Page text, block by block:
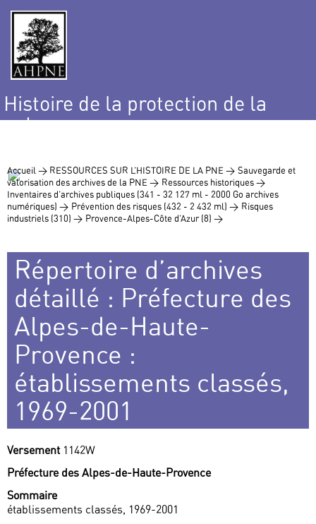
Histoire de la protection de la
nature
Accueil > RESSOURCES SUR L’HISTOIRE DE LA PNE > Sauvegarde et
valorisation des archives de la PNE > Ressources historiques >
Inventaires d’archives publiques (341 - 32 127 ml - 2000 Go archives
numériques) > Prévention des risques (432 - 2 432 ml) > Risques
industriels (310) > Provence-Alpes-Côte d’Azur (8) >
Répertoire d’archives
détaillé : Préfecture des
Alpes-de-Haute-
Provence :
établissements classés,
1969-2001
Versement 1142W
Préfecture des Alpes-de-Haute-Provence
Sommaire
établissements classés, 1969-2001